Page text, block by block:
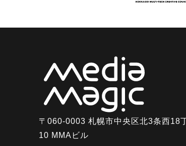
〒060-0003 札幌市中央区北3条西18
10 MMAビル